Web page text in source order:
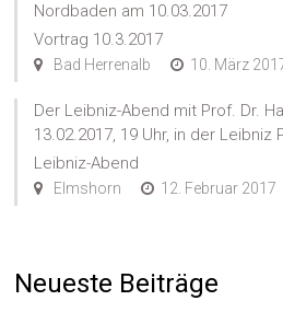
Nordbaden am 10.03.2017
Vortrag 10.3.2017
Bad Herrenalb 10. März
Der Leibniz-Abend mit Prof. Dr.
13.02.2017, 19 Uhr, in der Leibniz
Leibniz-Abend
Elmshorn 12. Februar 2017
Neueste Beiträge